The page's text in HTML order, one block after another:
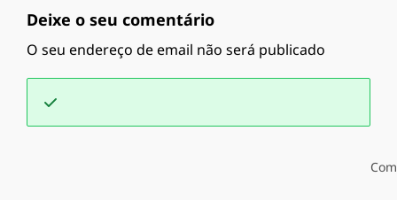
Deixe o seu comentário
O seu endereço de email não será publicado